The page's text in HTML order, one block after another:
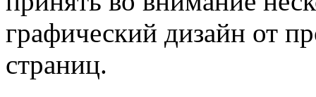
графический дизайн от
страниц.